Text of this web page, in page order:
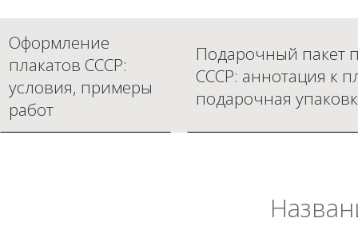
Оформление
плакатов СССР:
условия, примеры
работ
Подарочный пакет
СССР: аннотация к
подарочная